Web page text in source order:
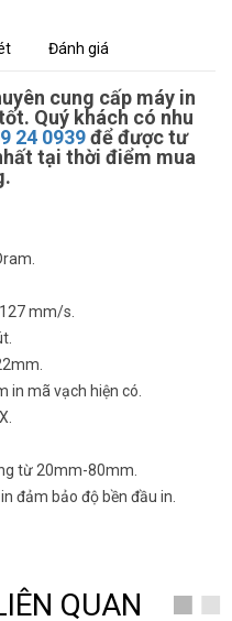
Đánh giá
cung cấp máy in
Quý khách có nhu
24 0939 để được tư
tại thời điểm mua
mm/s.
in mã vạch hiện có.
từ 20mm-80mm.
đảm bảo độ bền đầu in.
QUAN